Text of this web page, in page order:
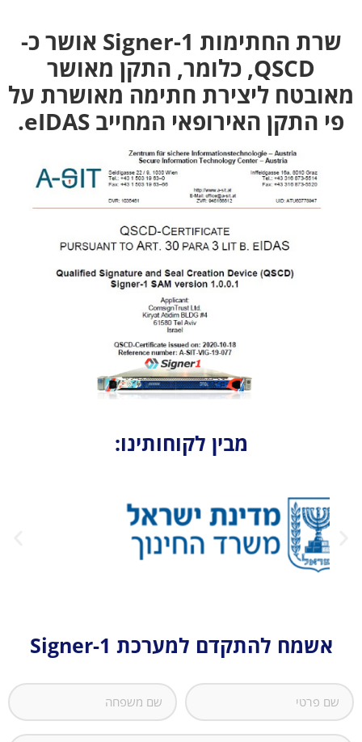
שרת החתימות Signer-1 אושר כ-
QSCD, כלומר, התקן מאושר
מאובטח ליצירת חתימה מאושרת על
פי התקן האירופאי המחייב eIDAS.
מבין לקוחותינו:
אשמח להתקדם למערכת Signer-1